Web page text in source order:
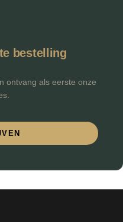
bestelling
ontvang als eerste onze